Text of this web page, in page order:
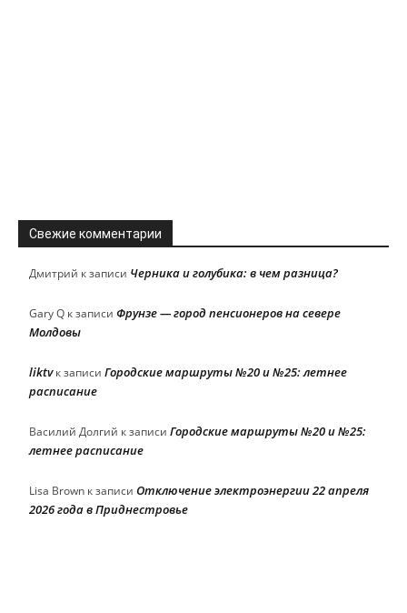
Свежие комментарии
Дмитрий к записи Черника и голубика: в чем разница?
Gary Q к записи Фрунзе — город пенсионеров на севере
Молдовы
liktvк записи Городские маршруты №20 и №25: летнее
расписание
Василий Долгий к записи Городские маршруты №20 и №25:
летнее расписание
Lisa Brown к записи Отключение электроэнергии 22 апреля
2026 года в Приднестровье